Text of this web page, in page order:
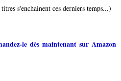
s'enchainent ces derniers temps...)
le dès maintenant sur Amazon